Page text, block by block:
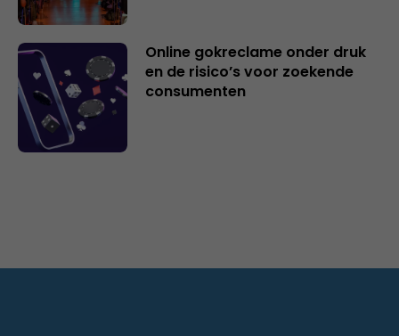
Online gokreclame onder druk
en de risico’s voor zoekende
consumenten